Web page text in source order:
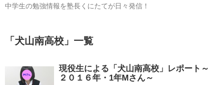
中学生の勉強情報を塾長くにたてが日々発信！
「 犬山南高校 」 一覧
現役生による「犬山南高校」レポート～
２０１６年・1年Mさん～